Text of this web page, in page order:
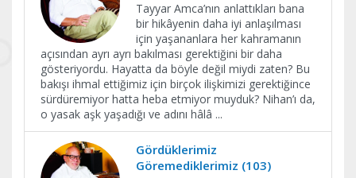
Tayyar Amca’nın anlattıkları bana
bir hikâyenin daha iyi anlaşılması
için yaşananlara her kahramanın
açısından ayrı ayrı bakılması gerektiğini bir daha
gösteriyordu. Hayatta da böyle değil miydi zaten? Bu
bakışı ihmal ettiğimiz için birçok ilişkimizi gerektiğince
sürdüremiyor hatta heba etmiyor muyduk? Nihan’ı da,
o yasak aşk yaşadığı ve adını hâlâ ...
Gördüklerimiz
Göremediklerimiz (103)